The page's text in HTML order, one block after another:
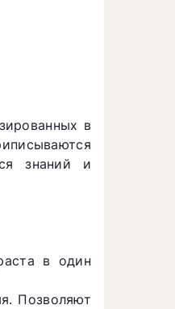
в
знаний и
в один
Позволяют